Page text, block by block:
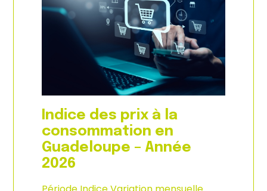
Indice des prix à la
consommation en
Guadeloupe – Année
2026